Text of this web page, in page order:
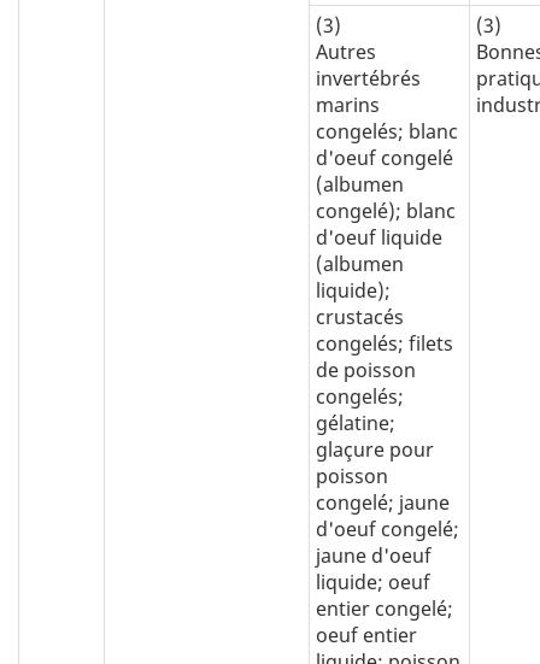
(3)
Autres
invertébrés
marins
congelés; blanc
d'oeuf congelé
(albumen
congelé); blanc
d'oeuf liquide
(albumen
liquide);
crustacés
congelés; filets
de poisson
congelés;
gélatine;
glaçure pour
poisson
congelé; jaune
d'oeuf congelé;
jaune d'oeuf
liquide; oeuf
entier congelé;
oeuf entier
(3)